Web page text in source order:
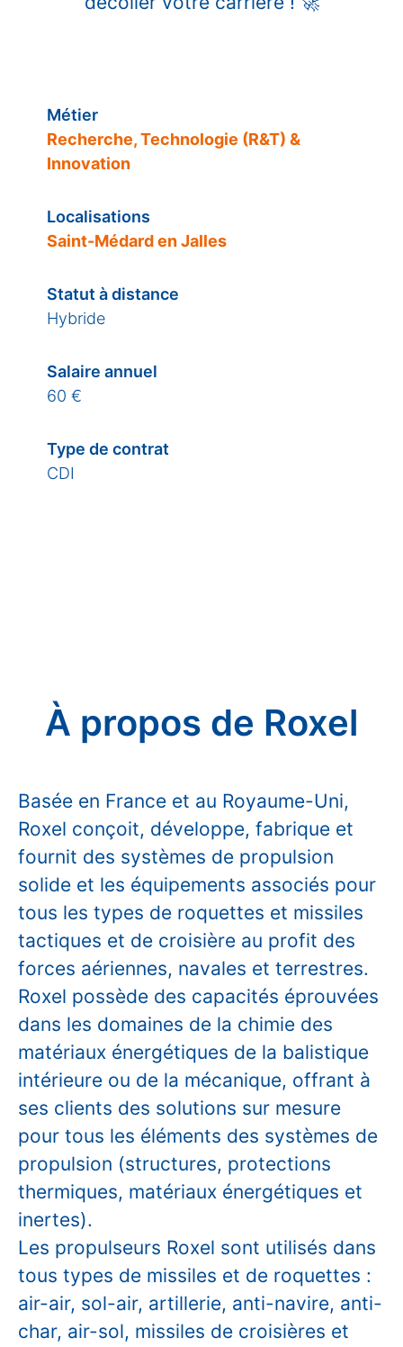
Métier
Recherche, Technologie (R&T) &
Innovation
Localisations
Saint-Médard en Jalles
Statut à distance
Hybride
Salaire annuel
60 €
Type de contrat
CDI
À propos de Roxel
Basée en France et au Royaume-Uni,
Roxel conçoit, développe, fabrique et
fournit des systèmes de propulsion
solide et les équipements associés pour
tous les types de roquettes et missiles
tactiques et de croisière au profit des
forces aériennes, navales et terrestres.
Roxel possède des capacités éprouvées
dans les domaines de la chimie des
matériaux énergétiques de la balistique
intérieure ou de la mécanique, offrant à
ses clients des solutions sur mesure
pour tous les éléments des systèmes de
propulsion (structures, protections
thermiques, matériaux énergétiques et
inertes).
Les propulseurs Roxel sont utilisés dans
tous types de missiles et de roquettes :
air-air, sol-air, artillerie, anti-navire, anti-
char, air-sol, missiles de croisières et